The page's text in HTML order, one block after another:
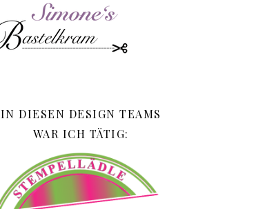
IN DIESEN DESIGN TEAMS
WAR ICH TÄTIG: